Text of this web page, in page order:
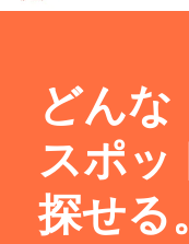
どんな
スポッ
探せる